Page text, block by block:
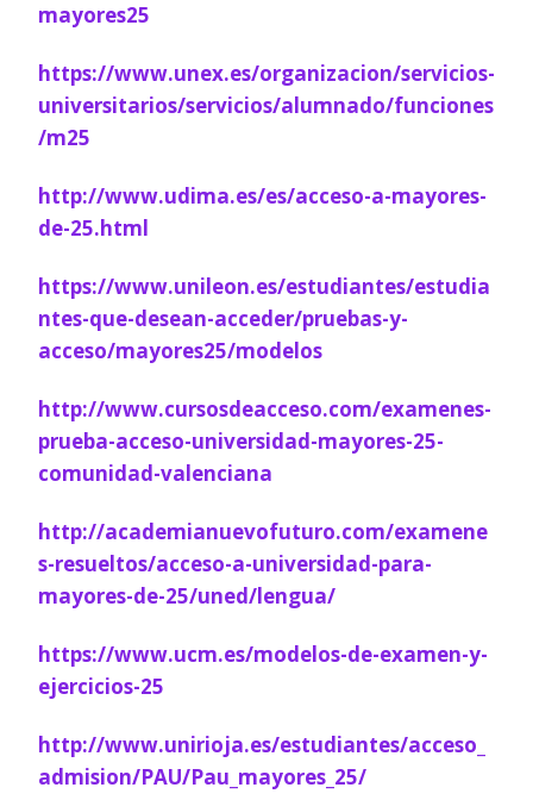
mayores25
https://www.unex.es/organizacion/servicios-
universitarios/servicios/alumnado/funciones
/m25
http://www.udima.es/es/acceso-a-mayores-
de-25.html
https://www.unileon.es/estudiantes/estudia
ntes-que-desean-acceder/pruebas-y-
acceso/mayores25/modelos
http://www.cursosdeacceso.com/examenes-
prueba-acceso-universidad-mayores-25-
comunidad-valenciana
http://academianuevofuturo.com/examene
s-resueltos/acceso-a-universidad-para-
mayores-de-25/uned/lengua/
https://www.ucm.es/modelos-de-examen-y-
ejercicios-25
http://www.unirioja.es/estudiantes/acceso_
admision/PAU/Pau_mayores_25/